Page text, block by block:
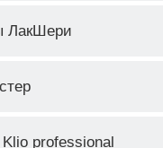
ЛакШери
professional